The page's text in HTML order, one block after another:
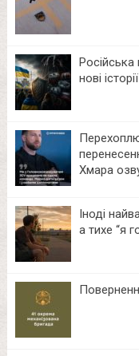
нові
Хмара
Іноді
а тихе “я